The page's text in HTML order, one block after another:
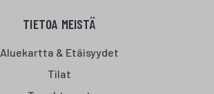
TIETOA MEISTÄ
Aluekartta & Etäisyydet
Tilat